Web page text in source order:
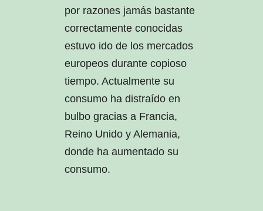
por razones jamás bastante
correctamente conocidas
estuvo ido de los mercados
europeos durante copioso
tiempo. Actualmente su
consumo ha distraído en
bulbo gracias a Francia,
Reino Unido y Alemania,
donde ha aumentado su
consumo.